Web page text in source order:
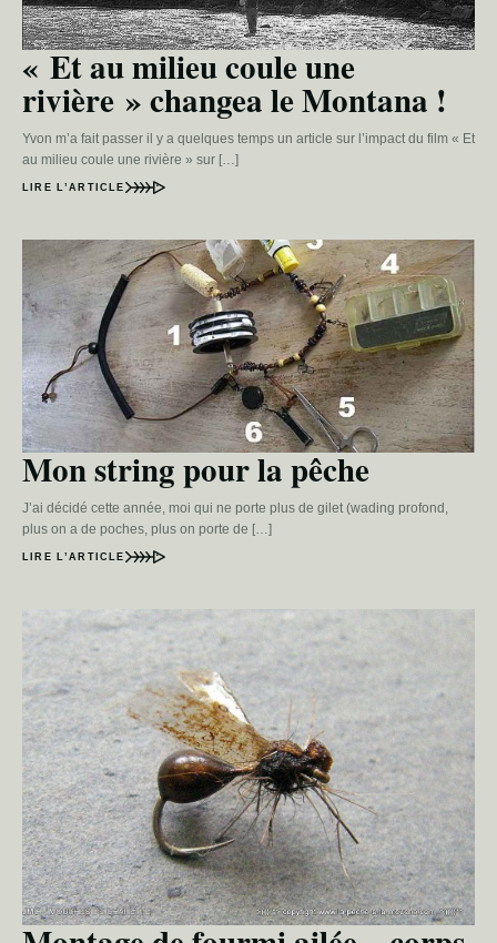
« Et au milieu coule une
rivière » changea le Montana !
Yvon m’a fait passer il y a quelques temps un article sur l’impact du film « Et
au milieu coule une rivière » sur […]
LIRE L’ARTICLE
Mon string pour la pêche
J’ai décidé cette année, moi qui ne porte plus de gilet (wading profond,
plus on a de poches, plus on porte de […]
LIRE L’ARTICLE